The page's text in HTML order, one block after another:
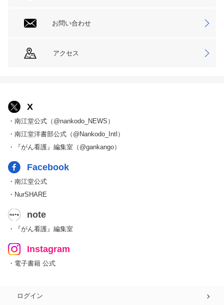
お問い合わせ
アクセス
X
・南江堂公式（@nankodo_NEWS）
・南江堂洋書部公式（@Nankodo_Intl）
・『がん看護』編集室（@gankango）
Facebook
・南江堂公式
・NurSHARE
note
・『がん看護』編集室
Instagram
・電子書籍 公式
ログイン